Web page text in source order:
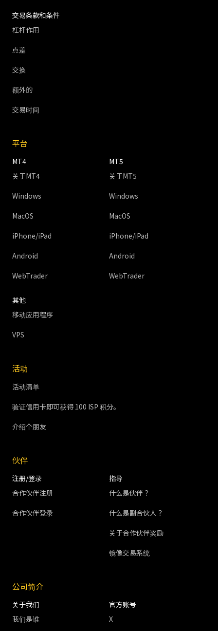
交易条款和条件
杠杆作用
点差
交换
额外的
交易时间
平台
MT4
关于MT4
Windows
MacOS
iPhone/iPad
Android
WebTrader
MT5
关于MT5
Windows
MacOS
iPhone/iPad
Android
WebTrader
其他
移动应用程序
VPS
活动
活动清单
验证信用卡即可获得 100 ISP 积分。
介绍个朋友
伙伴
注册/登录
合作伙伴注册
合作伙伴登录
指导
什么是伙伴？
什么是副合伙人？
关于合作伙伴奖励
镜像交易系统
公司简介
关于我们
我们是谁
官方账号
X